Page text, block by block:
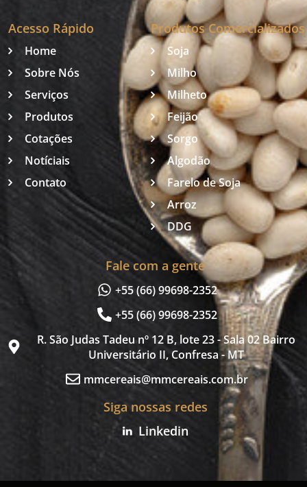
Acesso Rápido
Home
Sobre Nós
Serviços
Produtos
Cotações
Notíciais
Contato
Produtos Comercializados
Soja
Milho
Milheto
Feijão
Sorgo
Algodão
Farelo de Soja
Arroz
DDG
Fale com a gente
+55 (66) 99698-2352
+55 (66) 99698-2352
R. São Judas Tadeu nº 12 B, lote 23 - Sala 02 Bairro
Universitário II, Confresa - MT
mmcereais@mmcereais.com.br
Siga nossas redes
Linkedin